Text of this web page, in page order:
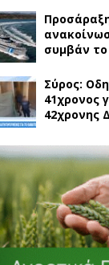
συμβάν το
Σύρος:
41χρονος
42χρονης